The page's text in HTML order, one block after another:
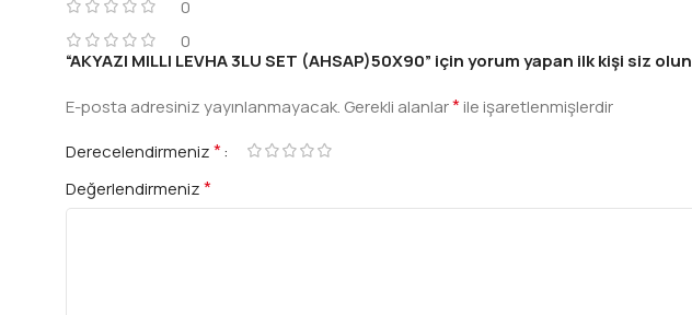
0
0
“AKYAZI MILLI LEVHA 3LU SET (AHSAP)50X90” için yorum yapan ilk kişi siz olun
E-posta adresiniz yayınlanmayacak. Gerekli alanlar*ile işaretlenmişlerdir
Derecelendirmeniz*
Değerlendirmeniz*